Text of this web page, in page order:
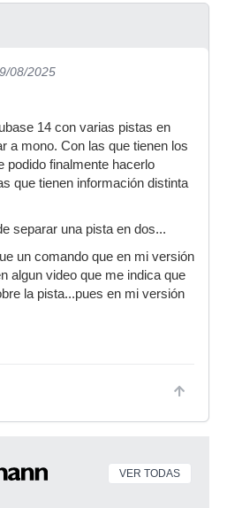
08/2025
14 con varias pistas en
a mono. Con las que tienen los
podido finalmente hacerlo
que tienen información distinta
separar una pista en dos...
un comando que en mi versión
algun video que me indica que
la pista...pues en mi versión
VER TODAS